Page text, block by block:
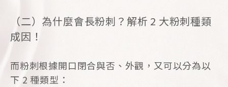
（二）為什麼會長粉刺？解析 2 大粉刺種類
成因！
而粉刺根據開口閉合與否、外觀，又可以分為以
下 2 種類型：